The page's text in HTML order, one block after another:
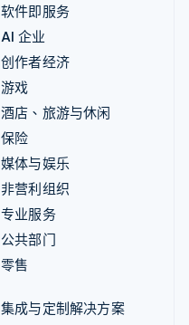
软件即服务
AI 企业
创作者经济
游戏
酒店、旅游与休闲
保险
媒体与娱乐
非营利组织
专业服务
公共部门
零售
集成与定制解决方案